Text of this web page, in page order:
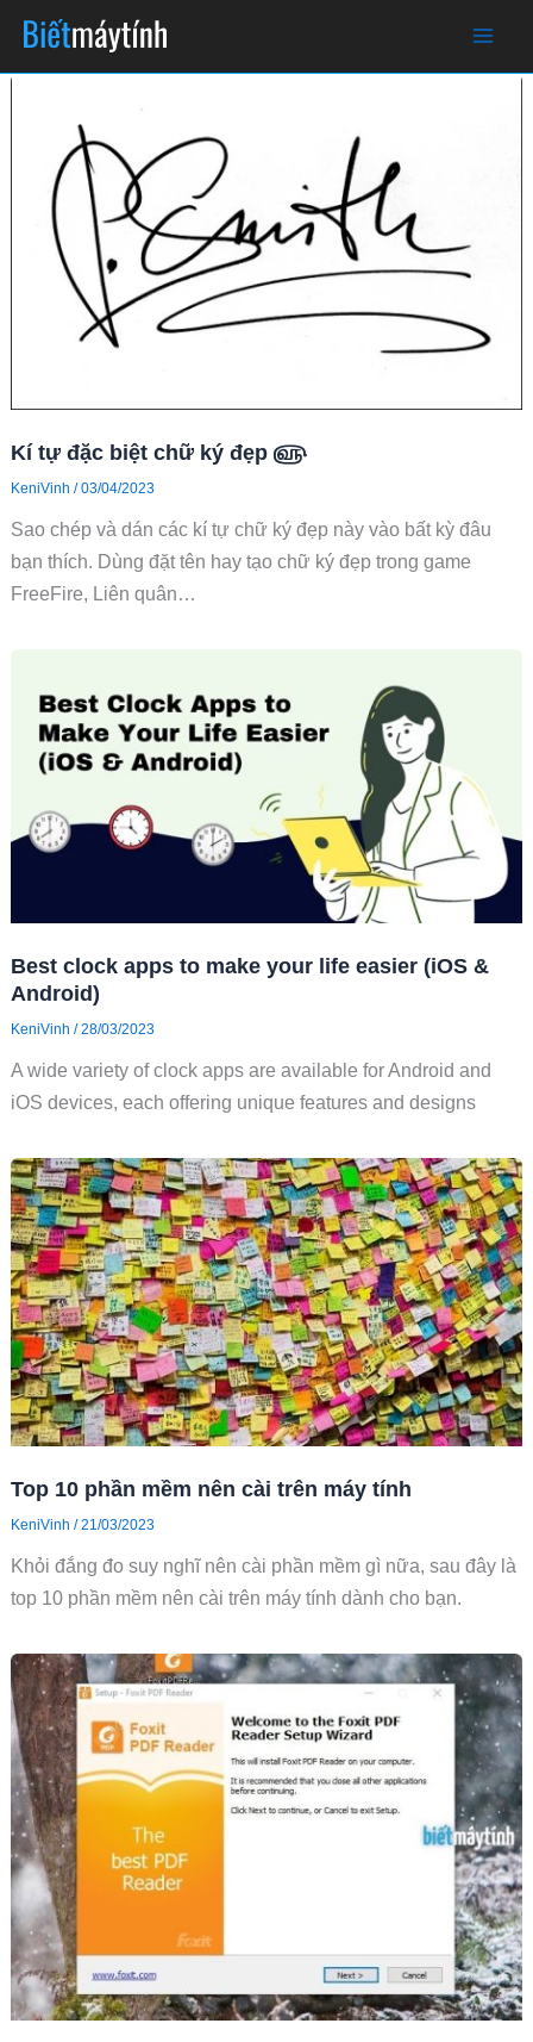
content
Kí tự đặc biệt chữ ký đẹp ௵
KeniVinh /03/04/2023
Sao chép và dán các kí tự chữ ký đẹp này vào bất kỳ đâu
bạn thích. Dùng đặt tên hay tạo chữ ký đẹp trong game
FreeFire, Liên quân…
Best clock apps to make your life easier (iOS &
Android)
KeniVinh /28/03/2023
A wide variety of clock apps are available for Android and
iOS devices, each offering unique features and designs
Top 10 phần mềm nên cài trên máy tính
KeniVinh /21/03/2023
Khỏi đắng đo suy nghĩ nên cài phần mềm gì nữa, sau đây là
top 10 phần mềm nên cài trên máy tính dành cho bạn.